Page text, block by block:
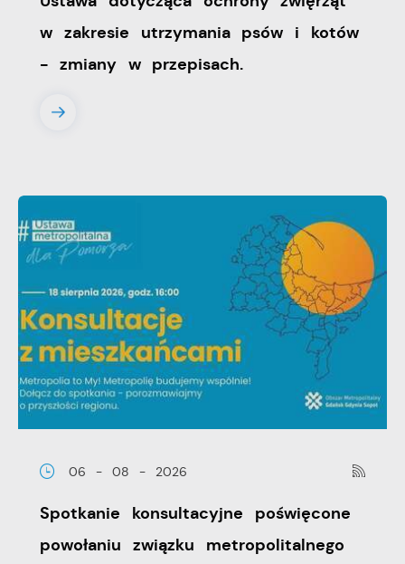
w zakresie utrzymania psów i kotów
- zmiany w przepisach.
06 - 08 - 2026
Spotkanie konsultacyjne poświęcone
powołaniu związku metropolitalnego